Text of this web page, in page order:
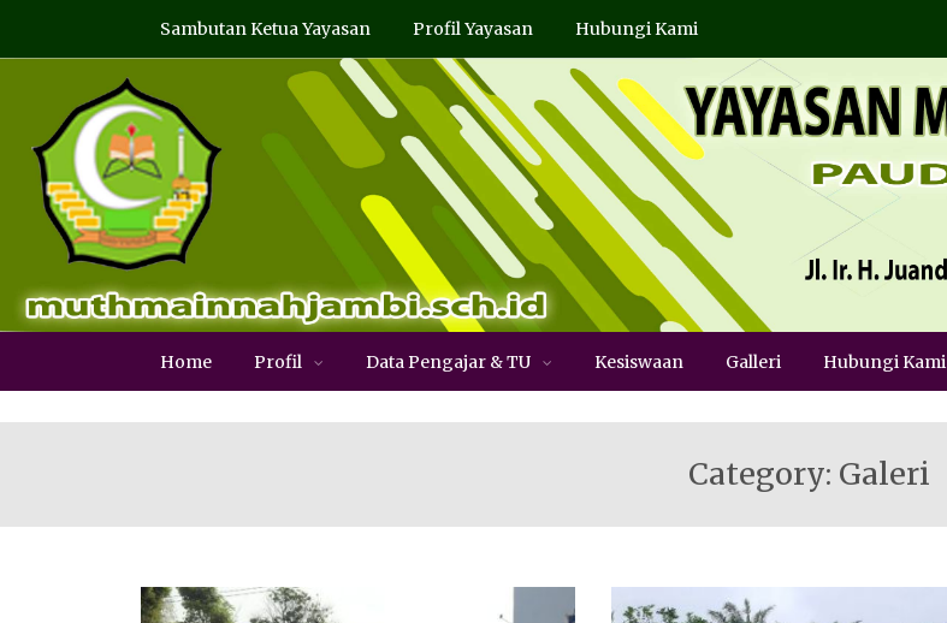
Sambutan Ketua Yayasan Profil Yayasan Hubungi Kami
Home Profil Data Pengajar & TU Kesiswaan Galleri Hubungi Kami
Category: Galeri